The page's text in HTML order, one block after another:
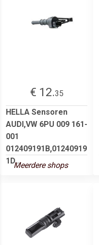
€ 12.35
HELLA Sensoren
AUDI,VW 6PU 009 161-
001
012409191B,01240919
1D...Meerdere shops